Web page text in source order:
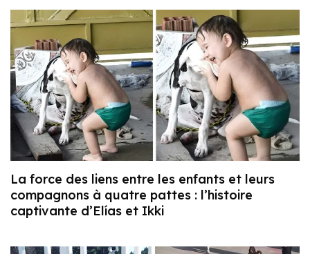
La force des liens entre les enfants et leurs
compagnons à quatre pattes : l’histoire
captivante d’Elías et Ikki